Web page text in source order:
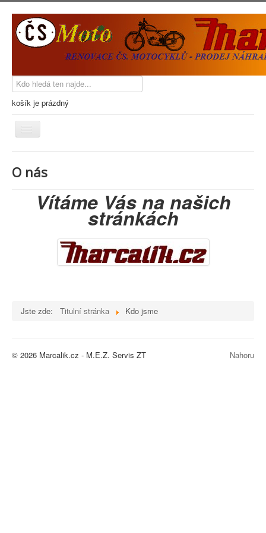
košík je prázdný
Přepnout
navigaci
Kdo jsme
Novinky
Přihlášení
Katalog zboží
O nás
Vítáme Vás na našich
stránkách
Jste zde: Titulní stránka Kdo jsme
Nahoru
© 2026 Marcalik.cz - M.E.Z. Servis ZT